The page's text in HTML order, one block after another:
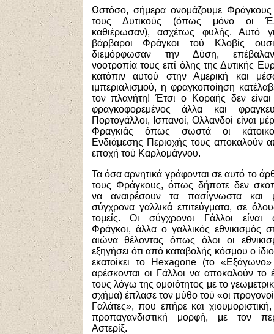
Ωστόσο, σήμερα ονομάζουμε Φράγκους
τους Δυτικούς (όπως μόνο oι
καθιέρωσαν), ασχέτως φυλής. Αυτό
βάρβαροι Φράγκοι τού Κλοβίς
διεμόρφωσαν την Δύση,
νοοτροπία τους επί όλης της Δυτικής
κατόπιν αυτού στην Αμερική και
ιμπεριαλισμού, η φραγκοποίηση
τον πλανήτη! Έτσι ο Κοραής δεν
φραγκοφορεμένος άλλα και
Πορτογάλλοι, Ισπανοί, Ολλανδοί είναι
Φραγκιάς όπως σωστά οι
Ενδιάμεσης Περιοχής τους αποκαλούν
εποχή τού Καρλομάγνου.
Τα όσα αρνητικά γράφονται σε αυτό το
τους Φράγκους, όπως δήποτε δεν
να αναιρέσουν τα πασίγνωστα και
σύγχρονα γαλλικά επιτεύγματα, σε
τομείς. Οι σύγχρονοι Γάλλοι είναι
Φράγκοι, άλλα ο γαλλικός εθνικισμός
αιώνα θέλοντας όπως όλοι οι
εξηγήσει ότι από καταβολής κόσμου ο
εκατοίκει το Hexagone (το
αρέσκονται οι Γάλλοι να αποκαλούν το
τους λόγω της ομοιότητος με το
σχήμα) έπλασε τον μύθο τού «οι
Γαλάτες», που επήρε και
προπαγανδιστική μορφή, με τον
Αστερίξ.